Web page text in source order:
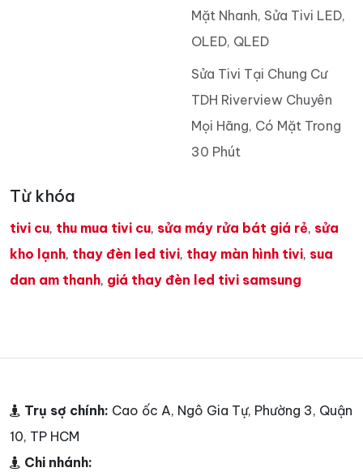
Mặt Nhanh, Sửa Tivi LED,
OLED, QLED
Sửa Tivi Tại Chung Cư
TDH Riverview Chuyên
Mọi Hãng, Có Mặt Trong
30 Phút
Từ khóa
tivi cu, thu mua tivi cu, sửa máy rửa bát giá rẻ, sửa
kho lạnh, thay đèn led tivi, thay màn hình tivi, sua
dan am thanh, giá thay đèn led tivi samsung
Trụ sợ chính: Cao ốc A, Ngô Gia Tự, Phường 3, Quận
10, TP HCM
Chi nhánh: